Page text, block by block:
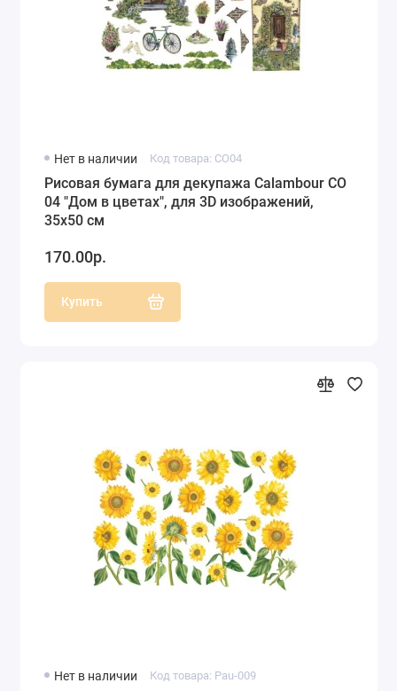
Нет в наличии Код товара: CO04
Рисовая бумага для декупажа Calambour CO
04 "Дом в цветах", для 3D изображений,
35х50 см
170.00р.
Купить
Нет в наличии Код товара: Pau-009